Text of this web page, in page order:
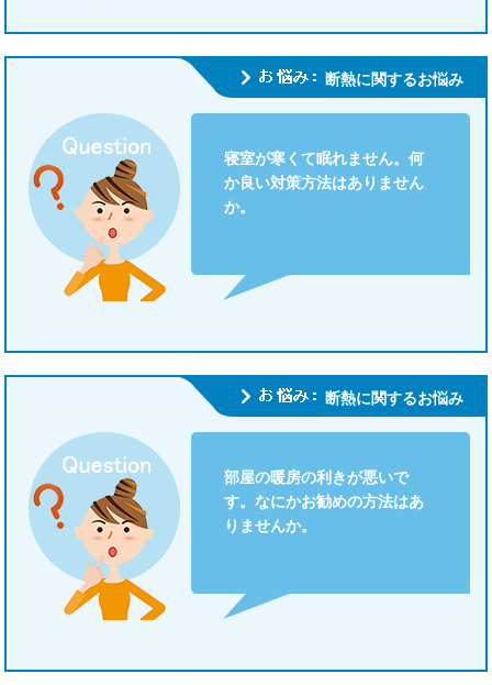
断熱に関するお悩み
寝室が寒くて眠れません。何
か良い対策方法はありません
か。
断熱に関するお悩み
部屋の暖房の利きが悪いで
す。なにかお勧めの方法はあ
りませんか。